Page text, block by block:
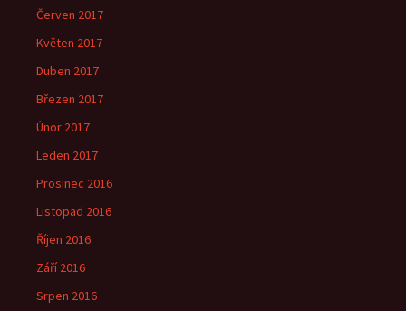
Červen 2017
Květen 2017
Duben 2017
Březen 2017
Únor 2017
Leden 2017
Prosinec 2016
Listopad 2016
Říjen 2016
Září 2016
Srpen 2016